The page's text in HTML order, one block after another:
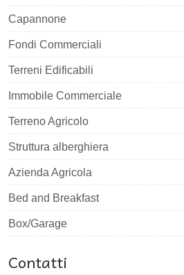
Capannone
Fondi Commerciali
Terreni Edificabili
Immobile Commerciale
Terreno Agricolo
Struttura alberghiera
Azienda Agricola
Bed and Breakfast
Box/Garage
Contatti